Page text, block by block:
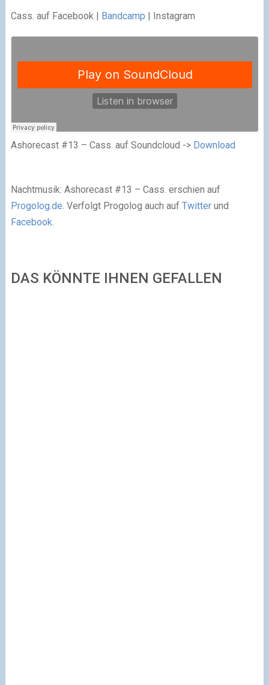
Cass. auf Facebook | Bandcamp | Instagram
Ashorecast #13 – Cass. auf Soundcloud -> Download
Nachtmusik: Ashorecast #13 – Cass. erschien auf
Progolog.de . Verfolgt Progolog auch auf Twitterund
Facebook
DAS KÖNNTE IHNEN GEFALLEN